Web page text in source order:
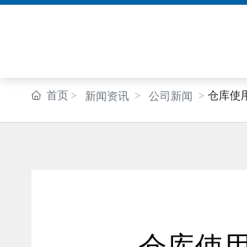
首页 新闻资讯 公司新闻 仓库使